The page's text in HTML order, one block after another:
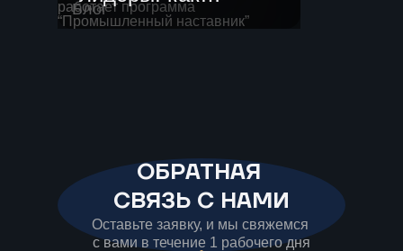
Блог
работает
ОБРАТНАЯ
СВЯЗЬ С НАМИ
Оставьте заявку, и мы свяжемся
с вами в течение 1 рабочего дня